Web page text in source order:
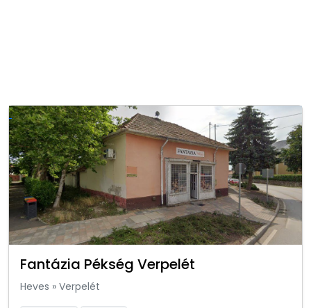
Fantázia Pékség Verpelét
Heves » Verpelét